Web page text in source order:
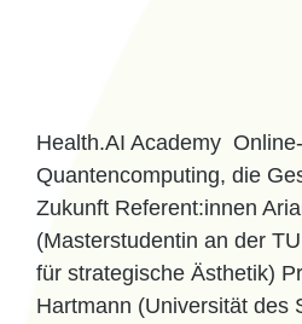
Health.AI Academy
Quantencomputing, die
Zukunft Referent:innen
(Masterstudentin an der
für strategische Ästhetik)
Hartmann (Universität des